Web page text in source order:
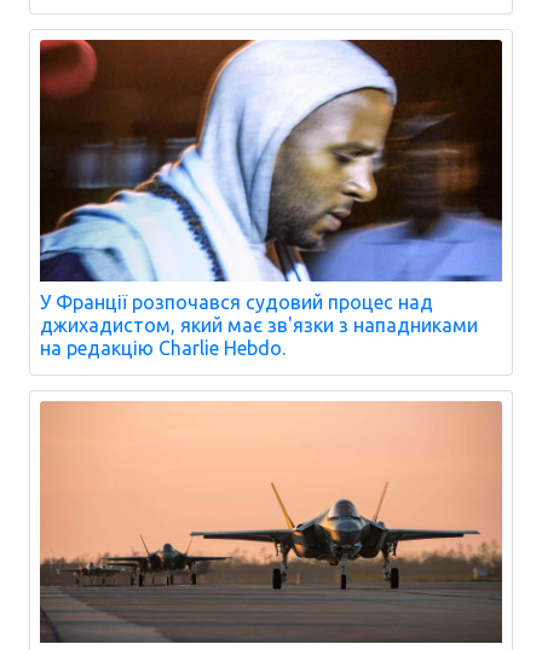
У Франції розпочався судовий процес над
джихадистом, який має зв'язки з нападниками
на редакцію Charlie Hebdo.